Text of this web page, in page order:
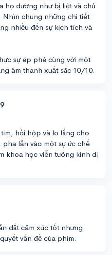
họ dường như bị liệt và chủ
Nhìn chung những chi tiết
nhiều đến sự kịch tích và
sự ép phê cùng với một
âm thanh xuất sắc 10/10.
hồi hộp và lo lắng cho
lẫn vào một sự ức chế
khoa học viễn tưởng kinh dị
dắt cảm xúc tốt nhưng
vấn đề của phim.